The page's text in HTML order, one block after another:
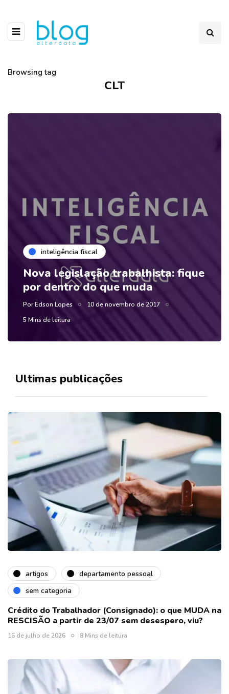
Browsing tag
CLT
inteligência fiscal
Nova legislação trabalhista: fique
por dentro do que muda
PorEdson Lopes
10 de novembro de 2017
5 Mins de leitura
Ultimas publicações
artigos
departamento pessoal
sem categoria
Crédito do Trabalhador (Consignado): o que MUDA na
RESCISÃO a partir de 23/07 sem desespero, viu?
16 de julho de 2026 8 Mins de leitura